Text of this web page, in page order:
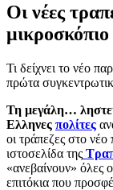
Οι νέες
μικροσκόπιο
Τι δείχνει το νέο
πρώτα
Τη μεγάλη…
Ελληνες πολίτες
οι τράπεζες στο
ιστοσελίδα της
«ανεβαίνουν» όλες
επιτόκια που